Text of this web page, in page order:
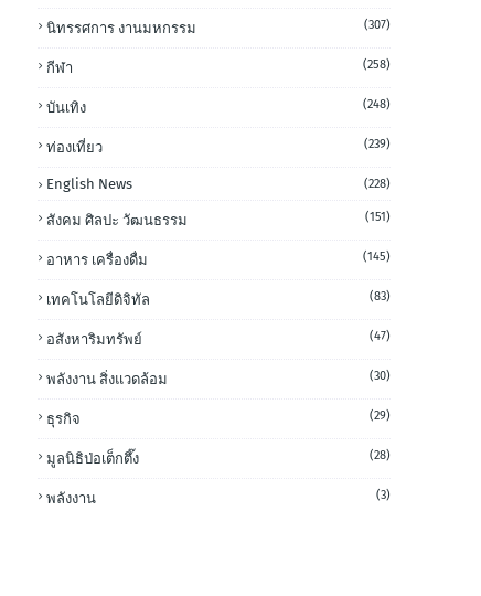
นิทรรศการ งานมหกรรม (307)
กีฬา (258)
บันเทิง (248)
ท่องเที่ยว (239)
English News (228)
สังคม ศิลปะ วัฒนธรรม (151)
อาหาร เครื่องดื่ม (145)
เทคโนโลยีดิจิทัล (83)
อสังหาริมทรัพย์ (47)
พลังงาน สิ่งแวดล้อม (30)
ธุรกิจ (29)
มูลนิธิป่อเต็กตึ๊ง (28)
พลังงาน (3)